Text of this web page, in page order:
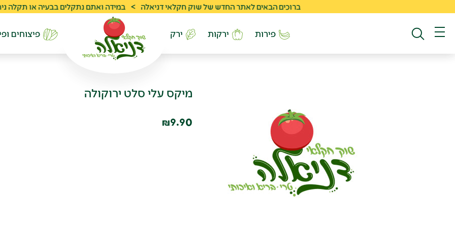
ברוכים הבאים לאתר החדש של שוק חקלאי דניאלה > במידה ואתם נתקלים בבעיה או תקלה ניתן לפנות
פירות ירקות ירק פיצוחים
מיקס עלי סלט ירוקולה
₪9.90